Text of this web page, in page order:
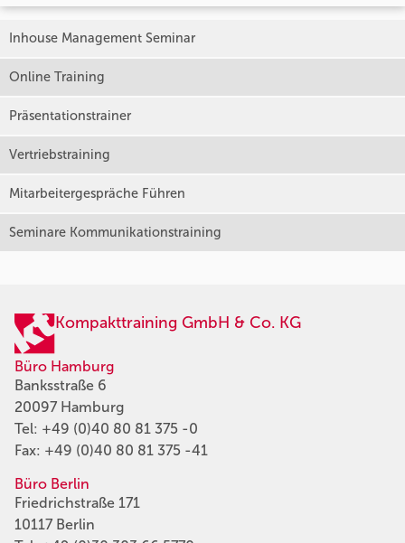
Inhouse Management Seminar
Online Training
Präsentationstrainer
Vertriebstraining
Mitarbeitergespräche Führen
Seminare Kommunikationstraining
Kompakttraining GmbH & Co. KG
Büro Hamburg
Banksstraße 6
20097 Hamburg
Tel: +49 (0)40 80 81 375 -0
Fax: +49 (0)40 80 81 375 -41
Büro Berlin
Friedrichstraße 171
10117 Berlin